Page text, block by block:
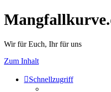
Wir für Euch, Ihr für uns
Zum Inhalt
Schnellzugriff